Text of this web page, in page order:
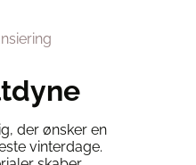
der ønsker en
vinterdage.